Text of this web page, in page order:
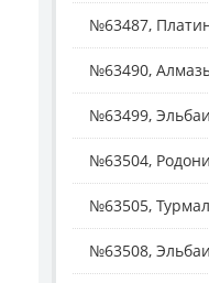
№63487,
№63490,
№63499,
№63504,
№63505,
№63508,